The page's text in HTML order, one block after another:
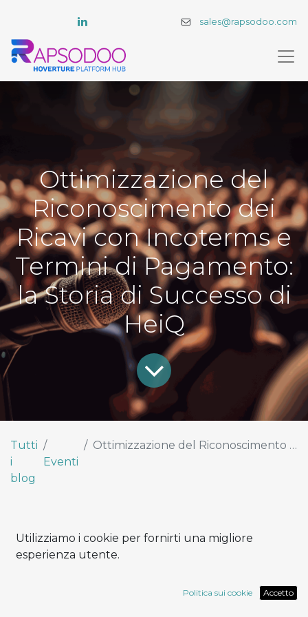
sales@rapsodoo.com
Ottimizzazione del
Riconoscimento dei
Ricavi con Incoterms e
Termini di Pagamento:
la Storia di Successo di
HeiQ
Tutti
i
blog
Eventi
Ottimizzazione del Riconoscimento dei Ricavi con Incoterms e Termini di Pagamento: la Storia di Successo di HeiQ
Organizational Unit Lead
Utilizziamo i cookie per fornirti una migliore
esperienza utente.
Politica sui cookie Accetto